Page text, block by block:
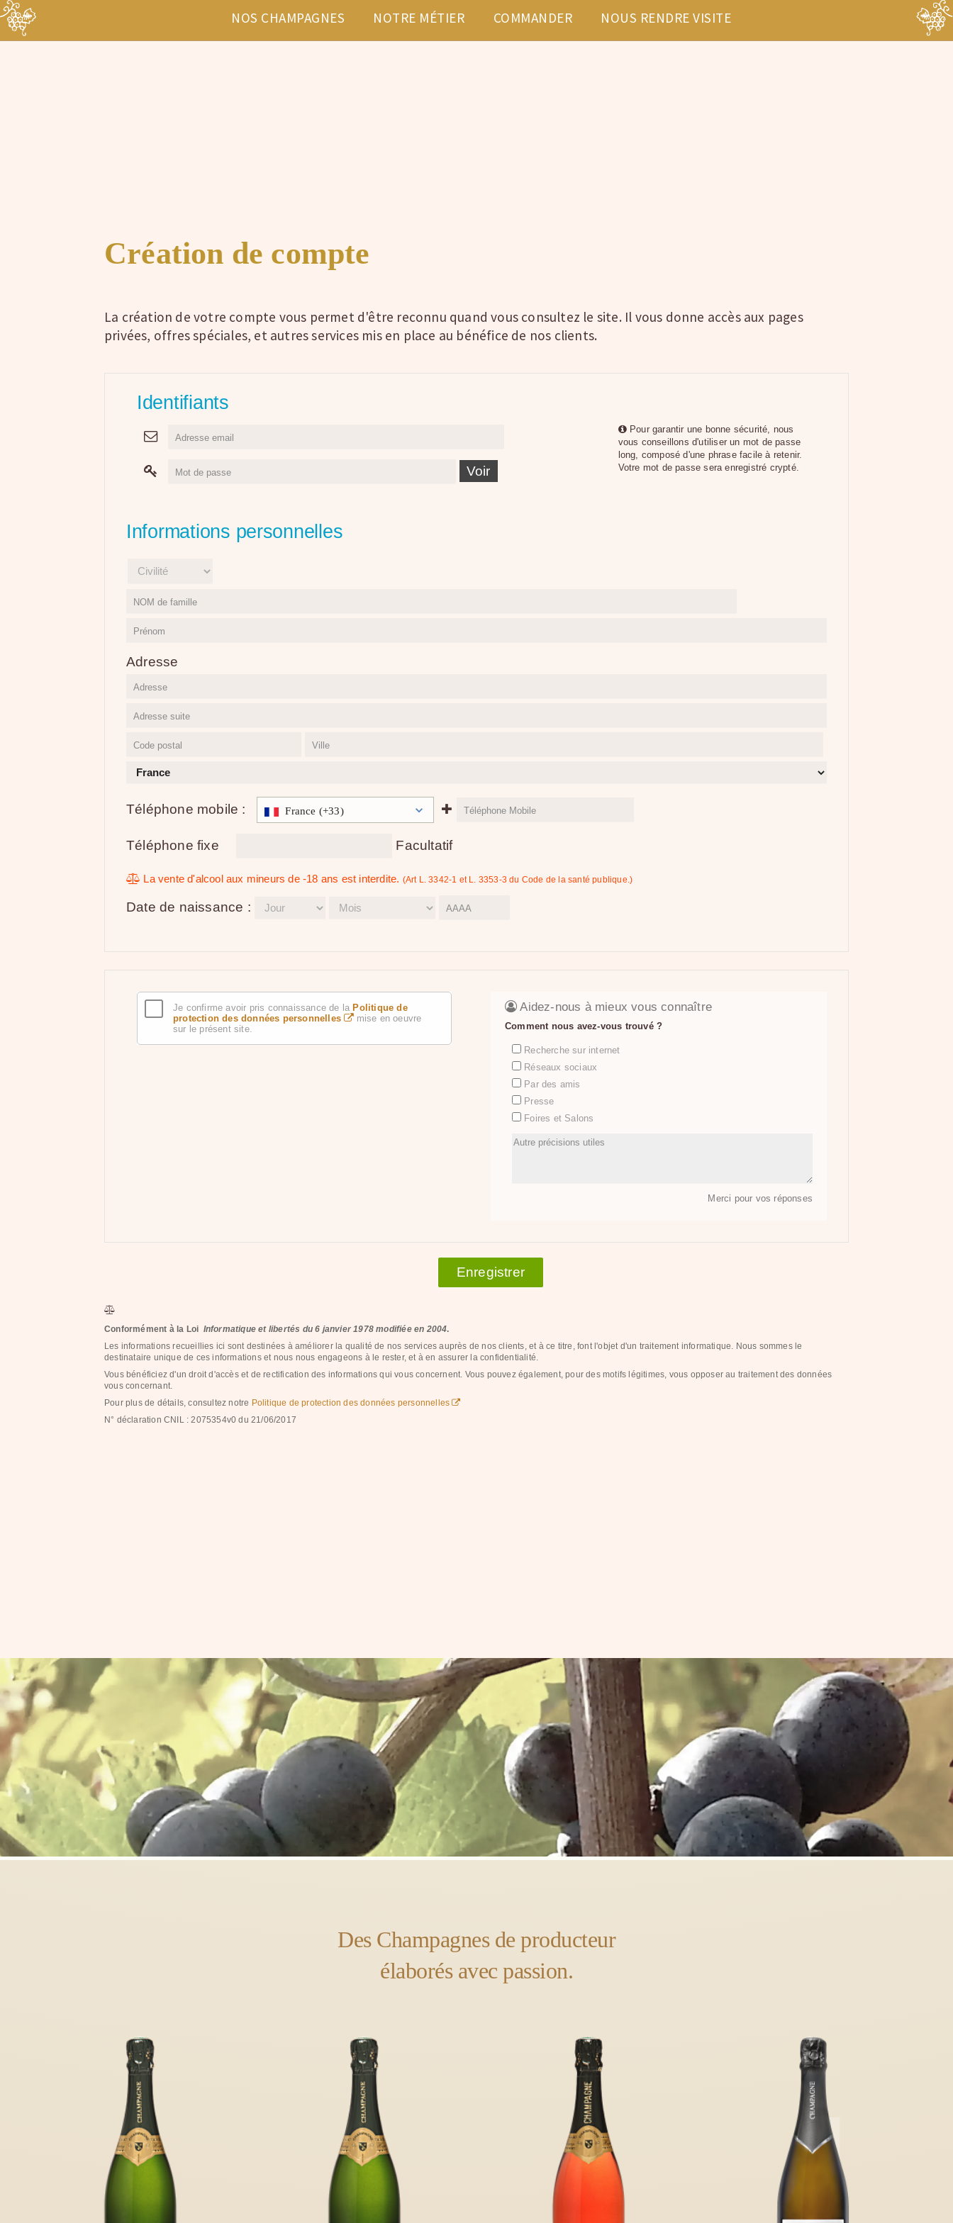
NOS CHAMPAGNES NOTRE MÉTIER COMMANDER NOUS RENDRE VISITE
Création de compte
La création de votre compte vous permet d'être reconnu quand vous consultez le site. Il vous donne accès aux pages
privées, offres spéciales, et autres services mis en place au bénéfice de nos clients.
Identifiants
Voir
Pour garantir une bonne sécurité, nous
vous conseillons d'utiliser un mot de passe
long, composé d'une phrase facile à retenir.
Votre mot de passe sera enregistré crypté.
Informations personnelles
Adresse
Téléphone mobile : France (+33) ✚
Téléphone fixe Facultatif
La vente d'alcool aux mineurs de -18 ans est interdite. (Art L. 3342-1 et L. 3353-3 du Code de la santé publique.)
Date de naissance :
Je confirme avoir pris connaissance de laPolitique de
protection des données personnelles
mise en oeuvre
sur le présent site.
Aidez-nous à mieux vous connaître
Comment nous avez-vous trouvé ?
Recherche sur internet
Réseaux sociaux
Par des amis
Presse
Foires et Salons
Merci pour vos réponses
Enregistrer
Conformément à la Loi Informatique et libertés du 6 janvier 1978 modifiée en 2004.
Les informations recueillies ici sont destinées à améliorer la qualité de nos services auprès de nos clients, et à ce titre, font l'objet d'un traitement informatique. Nous sommes le
destinataire unique de ces informations et nous nous engageons à le rester, et à en assurer la confidentialité.
Vous bénéficiez d'un droit d'accès et de rectification des informations qui vous concernent. Vous pouvez également, pour des motifs légitimes, vous opposer au traitement des données
vous concernant.
Pour plus de détails, consultez notre Politique de protection des données personnelles
N° déclaration CNIL : 2075354v0 du 21/06/2017
Des Champagnes de producteur
élaborés avec passion.